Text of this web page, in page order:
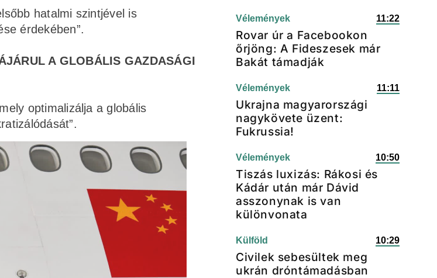
hatalmi szintjével is
érdekében”.
A GLOBÁLIS GAZDASÁGI
optimalizálja a globális
Vélemények 11:22
Rovar úr a Facebookon
őrjöng: A Fideszesek már
Bakát támadják
Vélemények 11:11
Ukrajna magyarországi
nagykövete üzent:
Fukrussia!
Vélemények 10:50
Tiszás luxizás: Rákosi és
Kádár után már Dávid
asszonynak is van
különvonata
Külföld 10:29
Civilek sebesültek meg
ukrán dróntámadásban